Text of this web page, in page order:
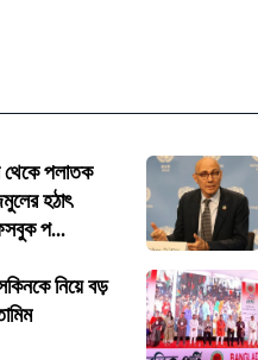
পলাতক
হঠাৎ
প...
নিয়ে বড়